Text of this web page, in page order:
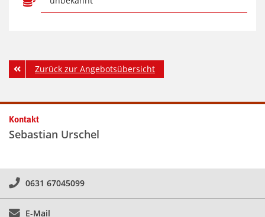
Zurück zur Angebotsübersicht
Kontakt
Sebastian Urschel
0631 67045099
E-Mail